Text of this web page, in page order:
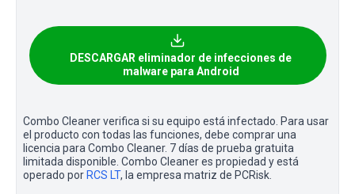
DESCARGAR eliminador de infecciones de
malware para Android
Combo Cleaner verifica si su equipo está infectado. Para usar
el producto con todas las funciones, debe comprar una
licencia para Combo Cleaner. 7 días de prueba gratuita
limitada disponible. Combo Cleaner es propiedad y está
operado por RCS LT, la empresa matriz de PCRisk.